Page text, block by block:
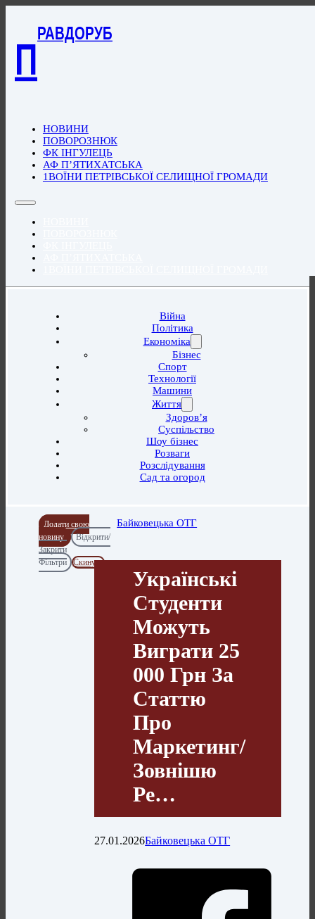
П
РАВДОРУБ
НОВИНИ
ПОВОРОЗНЮК
ФК ІНГУЛЕЦЬ
АФ П’ЯТИХАТСЬКА
1ВОЇНИ ПЕТРІВСЬКОЇ СЕЛИЩНОЇ ГРОМАДИ
Війна
Політика
Економіка
Бізнес
Спорт
Технології
Машини
Життя
Здоров’я
Суспільство
Шоу бізнес
Розваги
Розслідування
Сад та огород
Додати свою
новину
Відкрити/
Закрити
Фільтри
Скинути
Байковецька ОТГ
Українські
Студенти
Можуть
Виграти 25
000 Грн За
Статтю
Про
Маркетинг/
Зовнішю
Ре…
27.01.2026Байковецька ОТГ